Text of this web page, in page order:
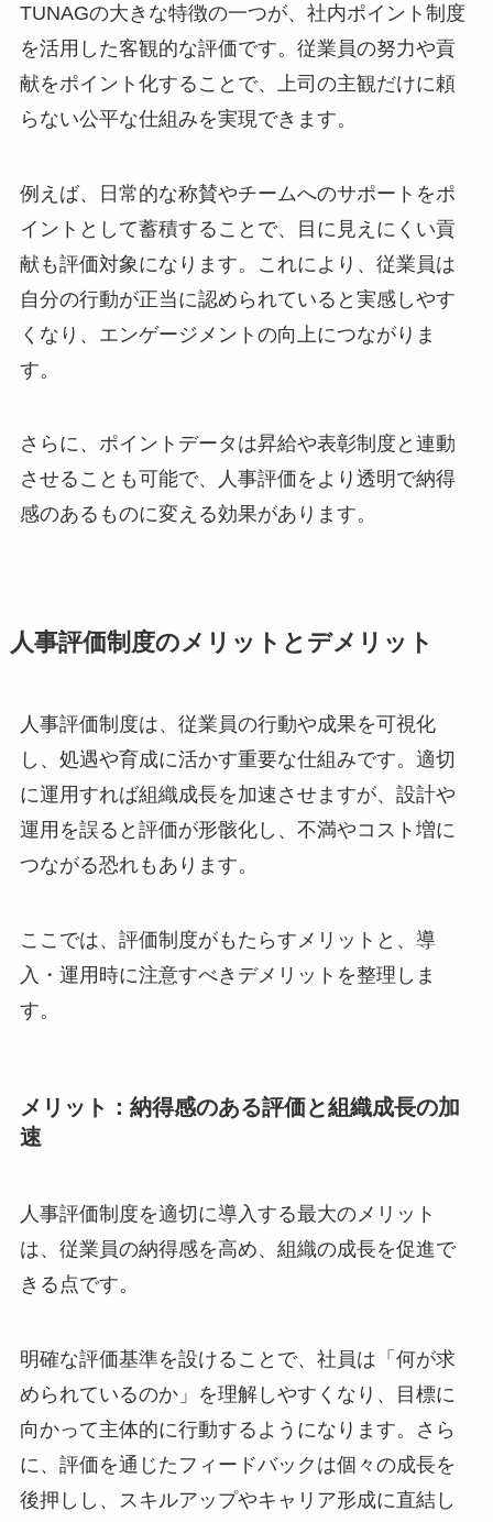
TUNAGの大きな特徴の一つが、社内ポイント制度
を活用した客観的な評価です。従業員の努力や貢
献をポイント化することで、上司の主観だけに頼
らない公平な仕組みを実現できます。
例えば、日常的な称賛やチームへのサポートをポ
イントとして蓄積することで、目に見えにくい貢
献も評価対象になります。これにより、従業員は
自分の行動が正当に認められていると実感しやす
くなり、エンゲージメントの向上につながりま
す。
さらに、ポイントデータは昇給や表彰制度と連動
させることも可能で、人事評価をより透明で納得
感のあるものに変える効果があります。
人事評価制度のメリットとデメリット
人事評価制度は、従業員の行動や成果を可視化
し、処遇や育成に活かす重要な仕組みです。適切
に運用すれば組織成長を加速させますが、設計や
運用を誤ると評価が形骸化し、不満やコスト増に
つながる恐れもあります。
ここでは、評価制度がもたらすメリットと、導
入・運用時に注意すべきデメリットを整理しま
す。
メリット：納得感のある評価と組織成長の加
速
人事評価制度を適切に導入する最大のメリット
は、従業員の納得感を高め、組織の成長を促進で
きる点です。
明確な評価基準を設けることで、社員は「何が求
められているのか」を理解しやすくなり、目標に
向かって主体的に行動するようになります。さら
に、評価を通じたフィードバックは個々の成長を
後押しし、スキルアップやキャリア形成に直結し